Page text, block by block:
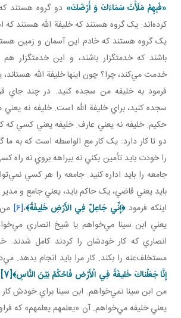
«فَبِهِمْ مَلَأْتَ سَمَاءَكَ وَ أَرْضَكَ» دو گروه هستند
کرده‌اند: يک گروه هستند که خليفة الله‌ هستند
يک گروه هستند که خادم اين آسمان و زمين‌
باشند که خدمتگزار باشند، و اين خدمتگزار هم
خدمت مي‌کند، چرا؟ چون اينها خليفة الله
فرمود به خليفه من سجده کنيد. در چند جاي
سجده کنيد، براي خليفة الله است. خليفه نه
حکيم. خليفه نه يعني عارف. خليفه يعني کسي که
دو تا کار دارد: يک کار مع الواسطه است که به
را خودت بايد تأمين بکني نه بيراهه بروي نه راه
جامعه را بايد اداره کنيد. جامعه را هر کسي
بايد يعني قاضي، يک حاکم بايد، يعني جامع و مدير
اينکه فرمود﴿إِنِّي جَاعِلٌ فِي الأَرْضِ خَلِيفَةً﴾،[6]
يعني ابن سينا مي‌خواهم يا شيخ انصاري
انصاري که کار خودشان را ‌کردند کامل شدند.
مستخلف‌عنه را بکند. کار مرا بايد انجام بدهد.
إِنَّا جَعَلْناكَ خَليفَةً فِي الْأَرْض فَاحْكُمْ بَيْنَ النَّاسِ﴾[7]
من ابن سينا نمي‌خواهم. ابن سينا براي خودش
يعني خليفه مي‌خواهم. آن «يعلمهم يعلمهم» که